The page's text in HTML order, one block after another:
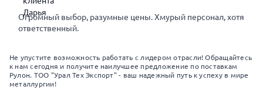
Огромный выбор, разумные цены. Хмурый персонал, хотя
ответственный.
Не упустите возможность работать с лидером отрасли! Обращайтесь
к нам сегодня и получите наилучшее предложение по поставкам
Рулон. ТОО "Урал Тех Экспорт" - ваш надежный путь к успеху в мире
металлургии!